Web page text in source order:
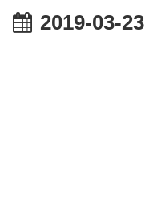
2019-03-23